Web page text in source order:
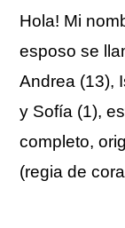
Hola! Mi
esposo se
Andrea (13),
y Sofía (1),
completo,
(regia de